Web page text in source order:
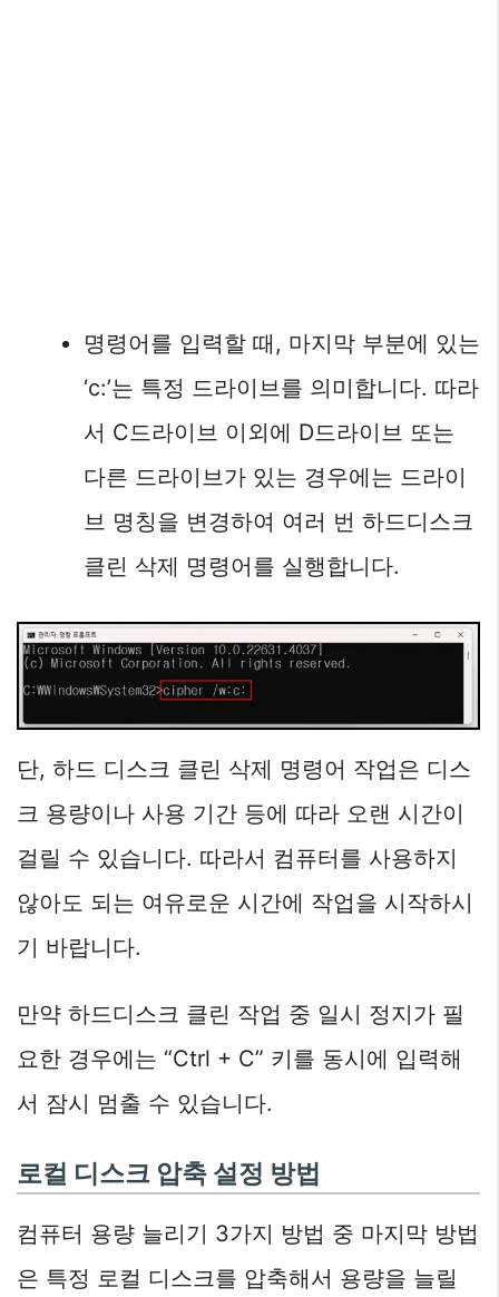
명령어를 입력할 때, 마지막 부분에 있는
‘c:’는 특정 드라이브를 의미합니다. 따라
서 C드라이브 이외에 D드라이브 또는
다른 드라이브가 있는 경우에는 드라이
브 명칭을 변경하여 여러 번 하드디스크
클린 삭제 명령어를 실행합니다.
단, 하드 디스크 클린 삭제 명령어 작업은 디스
크 용량이나 사용 기간 등에 따라 오랜 시간이
걸릴 수 있습니다. 따라서 컴퓨터를 사용하지
않아도 되는 여유로운 시간에 작업을 시작하시
기 바랍니다.
만약 하드디스크 클린 작업 중 일시 정지가 필
요한 경우에는 “Ctrl + C” 키를 동시에 입력해
서 잠시 멈출 수 있습니다.
로컬 디스크 압축 설정 방법
컴퓨터 용량 늘리기 3가지 방법 중 마지막 방법
은 특정 로컬 디스크를 압축해서 용량을 늘릴